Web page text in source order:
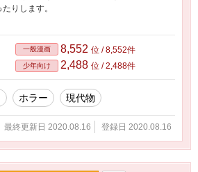
りします。
一般漫画 8,552 位 / 8,552件
少年向け 2,488 位 / 2,488件
ホラー 現代物
最終更新日 2020.08.16 登録日 2020.08.16